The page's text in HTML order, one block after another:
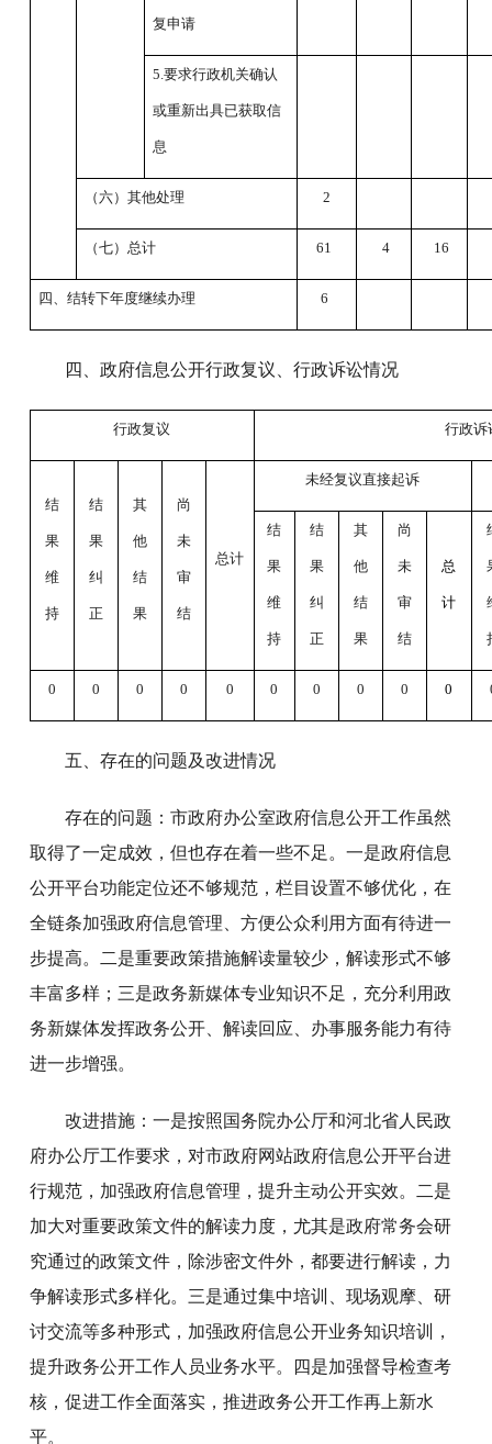
复申请
5.要求行政机关确认
或重新出具已获取信
息
（六）其他处理 2
（七）总计 61 4 16
四、结转下年度继续办理 6
四、政府信息公开行政复议、行政诉讼情况
行政复议 行政诉
结
果
维
持
结
果
纠
正
其
他
结
果
尚
未
审
结
总计
未经复议直接起诉
结
果
维
持
结
果
纠
正
其
他
结
果
尚
未
审
结
总
计
0 0 0 0 0 0 0 0 0 0
五、存在的问题及改进情况
存在的问题：市政府办公室政府信息公开工作虽然
取得了一定成效，但也存在着一些不足。一是政府信息
公开平台功能定位还不够规范，栏目设置不够优化，在
全链条加强政府信息管理、方便公众利用方面有待进一
步提高。二是重要政策措施解读量较少，解读形式不够
丰富多样；三是政务新媒体专业知识不足，充分利用政
务新媒体发挥政务公开、解读回应、办事服务能力有待
进一步增强。
改进措施：一是按照国务院办公厅和河北省人民政
府办公厅工作要求，对市政府网站政府信息公开平台进
行规范，加强政府信息管理，提升主动公开实效。二是
加大对重要政策文件的解读力度，尤其是政府常务会研
究通过的政策文件，除涉密文件外，都要进行解读，力
争解读形式多样化。三是通过集中培训、现场观摩、研
讨交流等多种形式，加强政府信息公开业务知识培训，
提升政务公开工作人员业务水平。四是加强督导检查考
核，促进工作全面落实，推进政务公开工作再上新水
平。